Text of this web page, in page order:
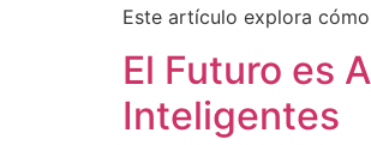
Este artículo explora
El Futuro es
Inteligentes